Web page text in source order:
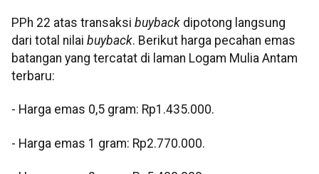
‎PPh 22 atas transaksi buyback dipotong langsung
dari total nilai buyback. Berikut harga pecahan emas
batangan yang tercatat di laman Logam Mulia Antam
terbaru:
‎- Harga emas 0,5 gram: Rp1.435.000.
‎- ⁠Harga emas 1 gram: Rp2.770.000.